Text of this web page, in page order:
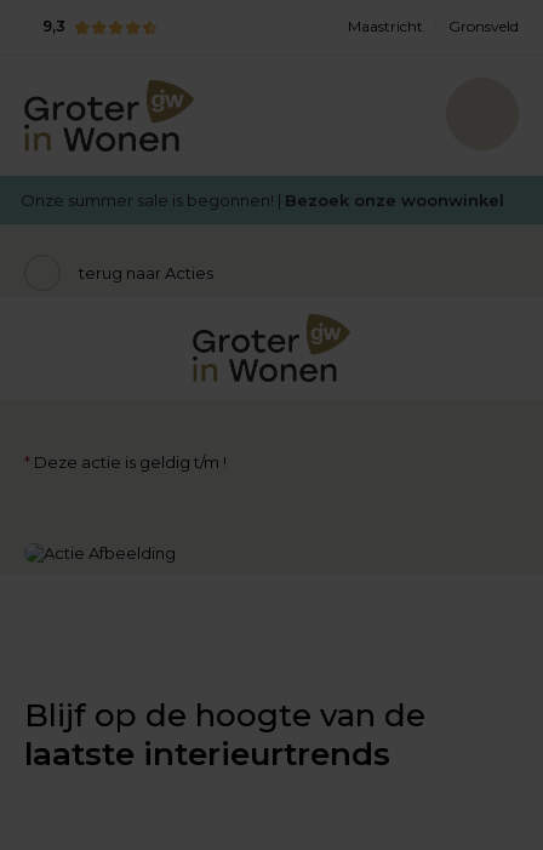
9,3 Maastricht Gronsveld
Onze summer sale is begonnen! | Bezoek onze woonwinkel
terug naar Acties
* Deze actie is geldig t/m !
Blijf op de hoogte van de
laatste interieurtrends